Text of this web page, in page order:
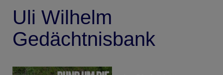
Uli Wilhelm
Gedächtnisbank